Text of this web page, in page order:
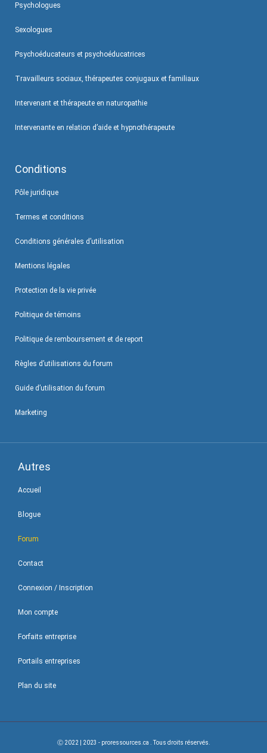
Psychologues
Sexologues
Psychoéducateurs et psychoéducatrices
Travailleurs sociaux, thérapeutes conjugaux et familiaux
Intervenant et thérapeute en naturopathie
Intervenante en relation d’aide et hypnothérapeute
Conditions
Pôle juridique
Termes et conditions
Conditions générales d’utilisation
Mentions légales
Protection de la vie privée
Politique de témoins
Politique de remboursement et de report
Règles d’utilisations du forum
Guide d’utilisation du forum
Marketing
Autres
Accueil
Blogue
Forum
Contact
Connexion / Inscription
Mon compte
Forfaits entreprise
Portails entreprises
Plan du site
Ⓒ 2022 | 2023 - proressources.ca . Tous droits réservés.